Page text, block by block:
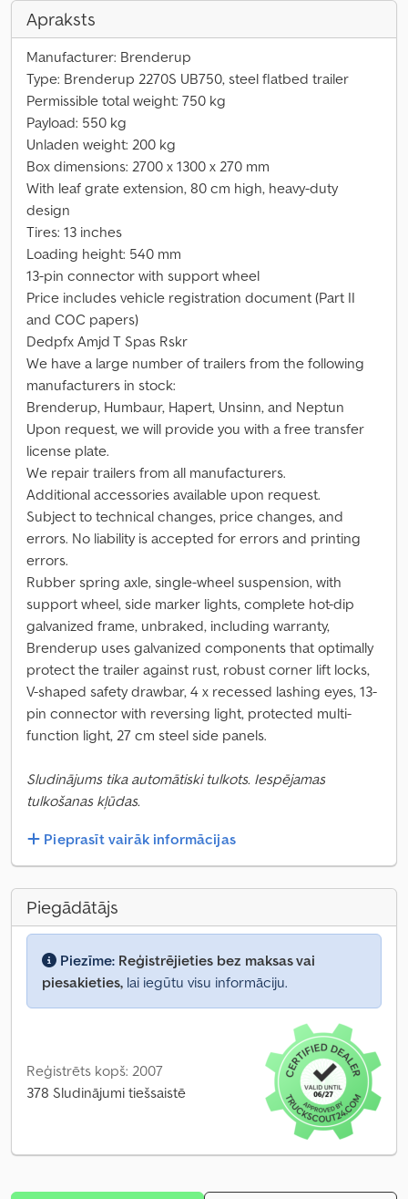
Apraksts
Manufacturer: Brenderup
Type: Brenderup 2270S UB750, steel flatbed trailer
Permissible total weight: 750 kg
Payload: 550 kg
Unladen weight: 200 kg
Box dimensions: 2700 x 1300 x 270 mm
With leaf grate extension, 80 cm high, heavy-duty
design
Tires: 13 inches
Loading height: 540 mm
13-pin connector with support wheel
Price includes vehicle registration document (Part II
and COC papers)
Dedpfx Amjd T Spas Rskr
We have a large number of trailers from the following
manufacturers in stock:
Brenderup, Humbaur, Hapert, Unsinn, and Neptun
Upon request, we will provide you with a free transfer
license plate.
We repair trailers from all manufacturers.
Additional accessories available upon request.
Subject to technical changes, price changes, and
errors. No liability is accepted for errors and printing
errors.
Rubber spring axle, single-wheel suspension, with
support wheel, side marker lights, complete hot-dip
galvanized frame, unbraked, including warranty,
Brenderup uses galvanized components that optimally
protect the trailer against rust, robust corner lift locks,
V-shaped safety drawbar, 4 x recessed lashing eyes, 13-
pin connector with reversing light, protected multi-
function light, 27 cm steel side panels.
Sludinājums tika automātiski tulkots. Iespējamas
tulkošanas kļūdas.
Pieprasīt vairāk informācijas
Piegādātājs
Piezīme: Reģistrējieties bez maksas vai
piesakieties, lai iegūtu visu informāciju.
Reģistrēts kopš: 2007
378 Sludinājumi tiešsaistē